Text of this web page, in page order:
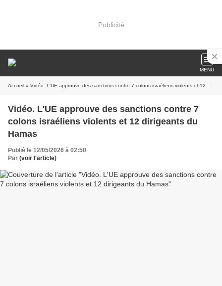
Publicité
MENU
Accueil » Vidéo. L'UE approuve des sanctions contre 7 colons israéliens violents et 12 dirigeants du Hamas
Vidéo. L'UE approuve des sanctions contre 7
colons israéliens violents et 12 dirigeants du
Hamas
Publié le 12/05/2026 à 02:50
Par (voir l'article)